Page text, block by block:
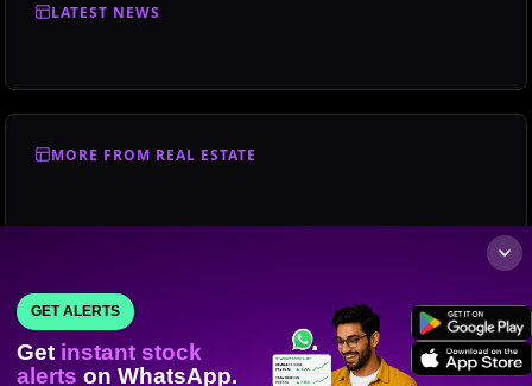
LATEST NEWS
MORE FROM REAL ESTATE
GET ALERTS
Get instant stock
alerts on WhatsApp.